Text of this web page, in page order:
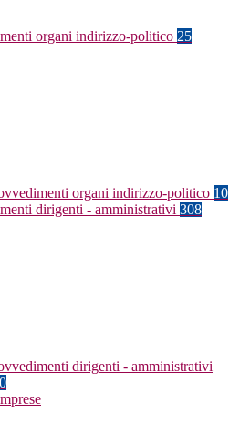
organi indirizzo-politico 25
organi indirizzo-politico 10
dirigenti - amministrativi 308
dirigenti - amministrativi